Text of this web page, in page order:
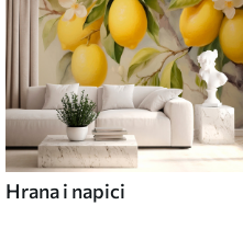
Hrana i napici